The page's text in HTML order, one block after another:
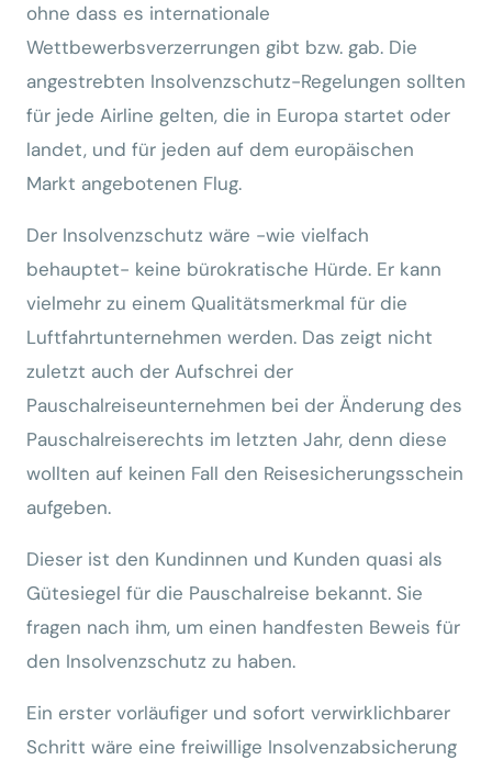
ohne dass es internationale
Wettbewerbsverzerrungen gibt bzw. gab. Die
angestrebten Insolvenzschutz-Regelungen sollten
für jede Airline gelten, die in Europa startet oder
landet, und für jeden auf dem europäischen
Markt angebotenen Flug.
Der Insolvenzschutz wäre -wie vielfach
behauptet- keine bürokratische Hürde. Er kann
vielmehr zu einem Qualitätsmerkmal für die
Luftfahrtunternehmen werden. Das zeigt nicht
zuletzt auch der Aufschrei der
Pauschalreiseunternehmen bei der Änderung des
Pauschalreiserechts im letzten Jahr, denn diese
wollten auf keinen Fall den Reisesicherungsschein
aufgeben.
Dieser ist den Kundinnen und Kunden quasi als
Gütesiegel für die Pauschalreise bekannt. Sie
fragen nach ihm, um einen handfesten Beweis für
den Insolvenzschutz zu haben.
Ein erster vorläufiger und sofort verwirklichbarer
Schritt wäre eine freiwillige Insolvenzabsicherung